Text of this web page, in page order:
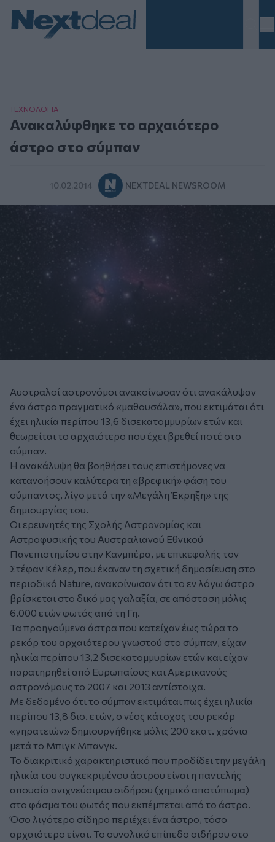
ΤΕΧΝΟΛΟΓΙΑ
Ανακαλύφθηκε το αρχαιότερο
άστρο στο σύμπαν
10.02.2014 NEXTDEAL NEWSROOM
Αυστραλοί αστρονόμοι ανακοίνωσαν ότι ανακάλυψαν
ένα άστρο πραγματικό «μαθουσάλα», που εκτιμάται ότι
έχει ηλικία περίπου 13,6 δισεκατομμυρίων ετών και
θεωρείται το αρχαιότερο που έχει βρεθεί ποτέ στο
σύμπαν.
Η ανακάλυψη θα βοηθήσει τους επιστήμονες να
κατανοήσουν καλύτερα τη «βρεφική» φάση του
σύμπαντος, λίγο μετά την «Μεγάλη Έκρηξη» της
δημιουργίας του.
Οι ερευνητές της Σχολής Αστρονομίας και
Αστροφυσικής του Αυστραλιανού Εθνικού
Πανεπιστημίου στην Κανμπέρα, με επικεφαλής τον
Στέφαν Κέλερ, που έκαναν τη σχετική δημοσίευση στο
περιοδικό Nature, ανακοίνωσαν ότι το εν λόγω άστρο
βρίσκεται στο δικό μας γαλαξία, σε απόσταση μόλις
6.000 ετών φωτός από τη Γη.
Τα προηγούμενα άστρα που κατείχαν έως τώρα το
ρεκόρ του αρχαιότερου γνωστού στο σύμπαν, είχαν
ηλικία περίπου 13,2 δισεκατομμυρίων ετών και είχαν
παρατηρηθεί από Ευρωπαίους και Αμερικανούς
αστρονόμους το 2007 και 2013 αντίστοιχα.
Με δεδομένο ότι το σύμπαν εκτιμάται πως έχει ηλικία
περίπου 13,8 δισ. ετών, ο νέος κάτοχος του ρεκόρ
«γηρατειών» δημιουργήθηκε μόλις 200 εκατ. χρόνια
μετά το Μπιγκ Μπανγκ.
Το διακριτικό χαρακτηριστικό που προδίδει την μεγάλη
ηλικία του συγκεκριμένου άστρου είναι η παντελής
απουσία ανιχνεύσιμου σιδήρου (χημικό αποτύπωμα)
στο φάσμα του φωτός που εκπέμπεται από το άστρο.
Όσο λιγότερο σίδηρο περιέχει ένα άστρο, τόσο
αρχαιότερο είναι. Το συνολικό επίπεδο σιδήρου στο